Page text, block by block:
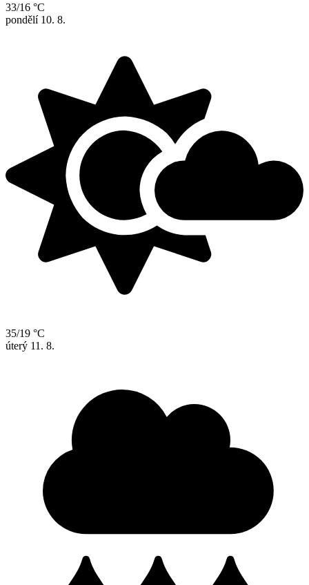
33/16 °C
pondělí 10. 8.
35/19 °C
úterý 11. 8.